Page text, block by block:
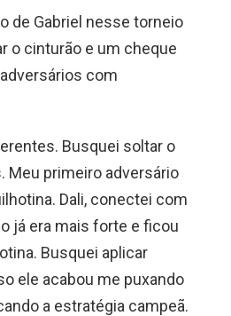
de Gabriel nesse torneio
o cinturão e um cheque
com
Busquei soltar o
Meu primeiro adversário
Dali, conectei com
já era mais forte e ficou
Busquei aplicar
ele acabou me puxando
a estratégia campeã.